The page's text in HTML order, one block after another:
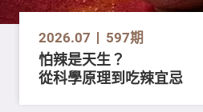
2026.07 597期
怕辣是天生？
從科學原理到吃辣宜忌